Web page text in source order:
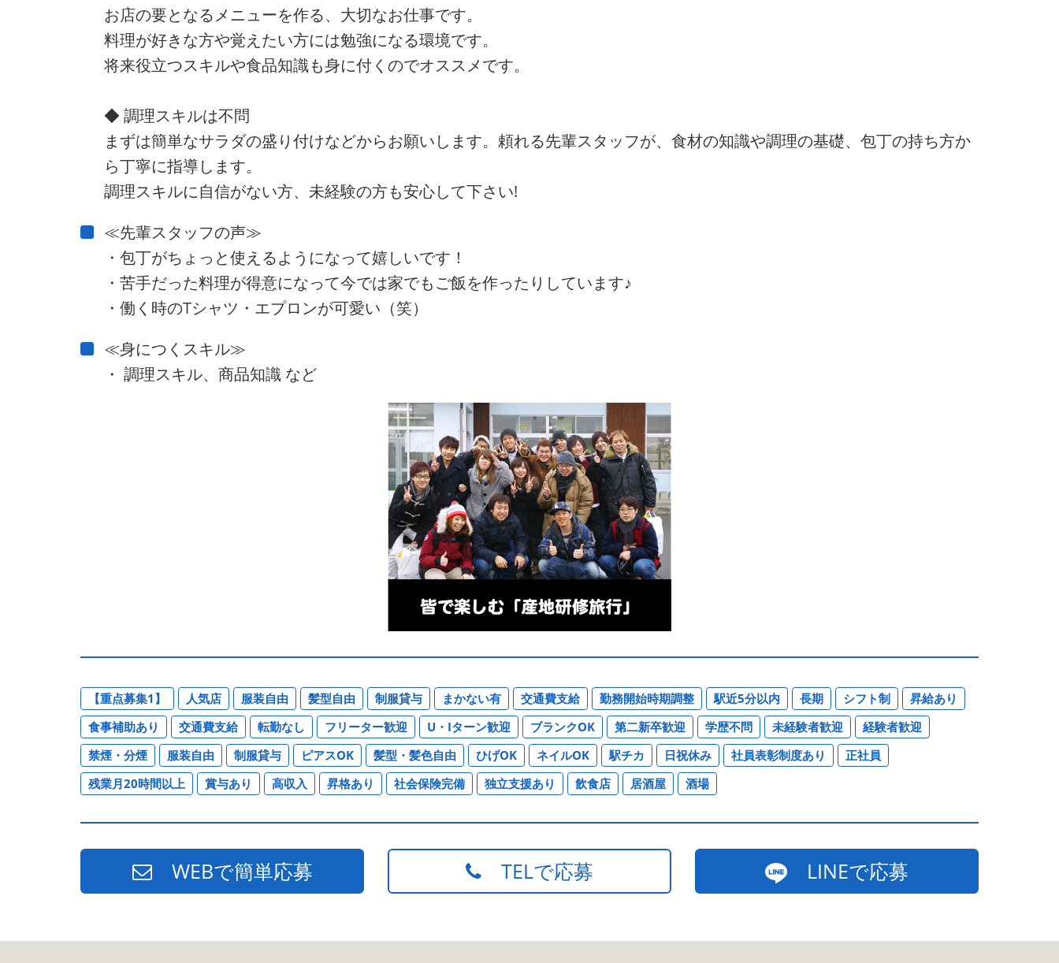
お店の要となるメニューを作る、大切なお仕事です。
料理が好きな方や覚えたい方には勉強になる環境です。
将来役立つスキルや食品知識も身に付くのでオススメです。
◆ 調理スキルは不問
まずは簡単なサラダの盛り付けなどからお願いします。頼れる先輩スタッフが、食材の知識や調理の基礎、包丁の持ち方か
ら丁寧に指導します。
調理スキルに自信がない方、未経験の方も安心して下さい!
≪先輩スタッフの声≫
・包丁がちょっと使えるようになって嬉しいです！
・苦手だった料理が得意になって今では家でもご飯を作ったりしています♪
・働く時のTシャツ・エプロンが可愛い（笑）
≪身につくスキル≫
・ 調理スキル、商品知識 など
【重点募集1】 人気店 服装自由 髪型自由 制服貸与 まかない有 交通費支給 勤務開始時期調整 駅近5分以内 長期 シフト制
昇給あり
食事補助あり
交通費支給 転勤なし フリーター歓迎 U・Iターン歓迎 ブランクOK 第二新卒歓迎 学歴不問 未経験者歓迎
経験者歓迎
禁煙・分煙
服装自由 制服貸与 ピアスOK 髪型・髪色自由 ひげOK ネイルOK 駅チカ 日祝休み 社員表彰制度あり
正社員
残業月20時間以上
賞与あり 高収入 昇格あり 社会保険完備 独立支援あり 飲食店 居酒屋 酒場
WEBで簡単応募 TELで応募 LINEで応募